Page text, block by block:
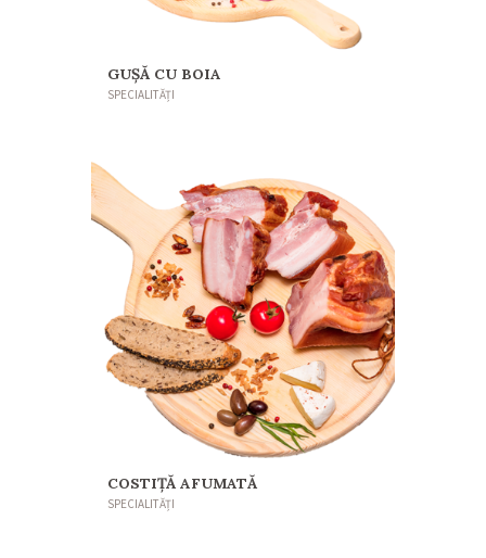
GUŞĂ CU BOIA
SPECIALITĂȚI
COSTIŢĂ AFUMATĂ
SPECIALITĂȚI